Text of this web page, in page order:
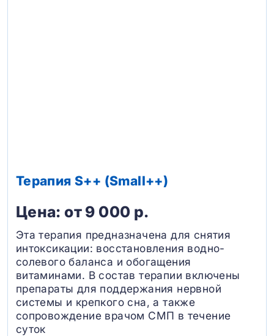
Терапия S++ (Small++)
Цена: от 9 000 р.
Эта терапия предназначена для снятия
интоксикации: восстановления водно-
солевого баланса и обогащения
витаминами. В состав терапии включены
препараты для поддержания нервной
системы и крепкого сна, а также
сопровождение врачом СМП в течение
суток